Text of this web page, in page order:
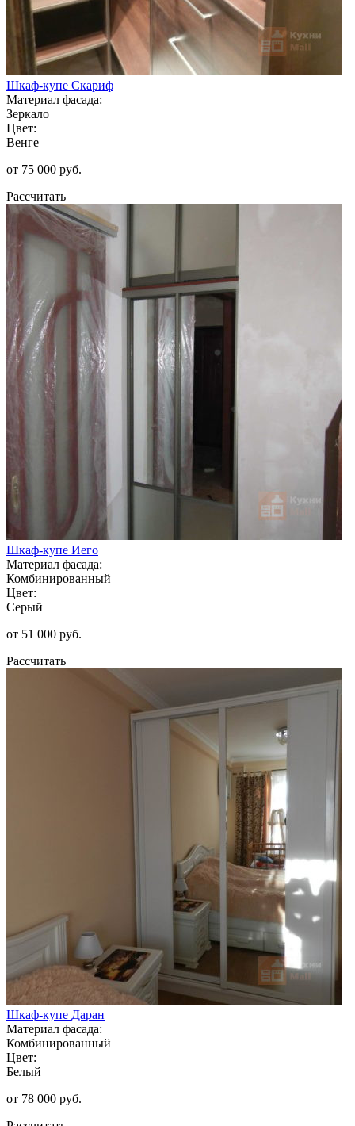
Шкаф-купе Скариф
Материал фасада:
Зеркало
Цвет:
Венге
от 75 000 руб.
Рассчитать
Шкаф-купе Иего
Материал фасада:
Комбинированный
Цвет:
Серый
от 51 000 руб.
Рассчитать
Шкаф-купе Даран
Материал фасада:
Комбинированный
Цвет:
Белый
от 78 000 руб.